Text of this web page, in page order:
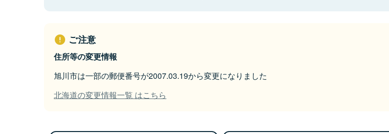
ご注意
住所等の変更情報
旭川市は一部の郵便番号が2007.03.19から変更になりました
北海道の変更情報一覧 はこちら